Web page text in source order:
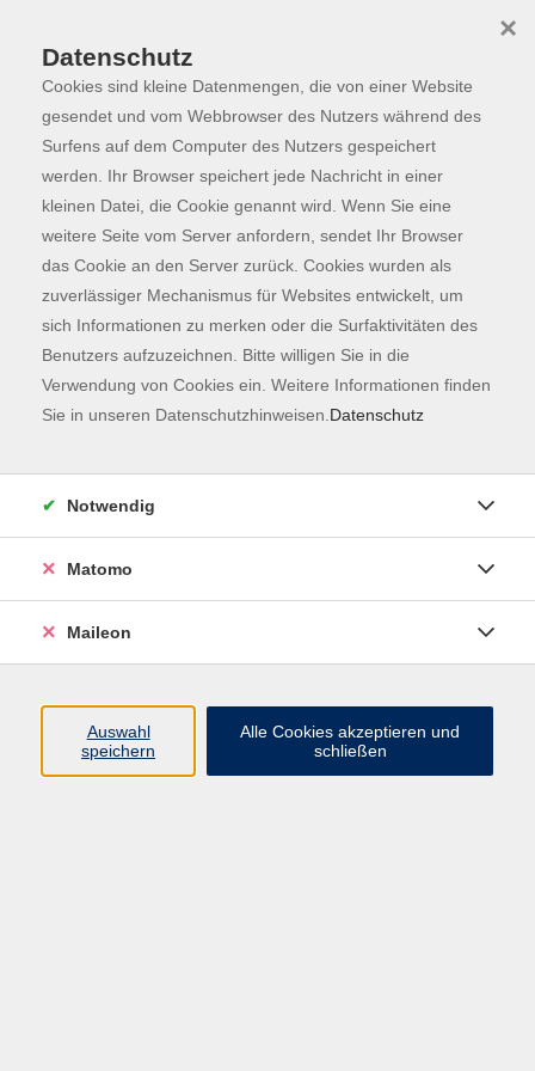
Skip to main content
Dozierende
Haaß, Sabine
Literatur-Liebhaberin
Literaturgesprächskreis an der vhs
Literaturgesprächskreis
Di. 19.05.2026 19:30
Freising
Di. 22.09.2026 19:30
Freising
Datenschutz
Cookies sind kleine Datenmengen, die von einer Website
gesendet und vom Webbrowser des Nutzers während des
Surfens auf dem Computer des Nutzers gespeichert
werden. Ihr Browser speichert jede Nachricht in einer
kleinen Datei, die Cookie genannt wird. Wenn Sie eine
weitere Seite vom Server anfordern, sendet Ihr Browser
das Cookie an den Server zurück. Cookies wurden als
zuverlässiger Mechanismus für Websites entwickelt, um
sich Informationen zu merken oder die Surfaktivitäten des
Benutzers aufzuzeichnen. Bitte willigen Sie in die
Verwendung von Cookies ein. Weitere Informationen finden
Sie in unseren Datenschutzhinweisen. Datenschutz
×
Notwendig
Matomo
Maileon
Auswahl
speichern
Alle Cookies akzeptieren und
schließen